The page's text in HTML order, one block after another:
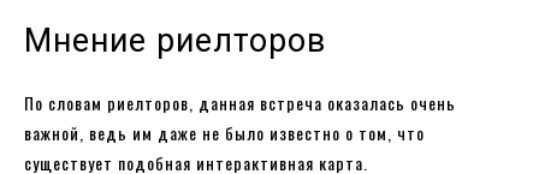
Мнение риелторов
По словам риелторов, данная встреча оказалась очень
важной, ведь им даже не было известно о том, что
существует подобная интерактивная карта.